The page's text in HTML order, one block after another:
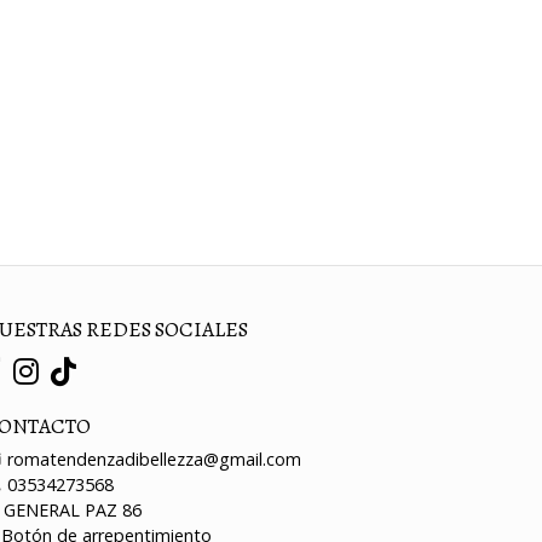
REDES SOCIALES
romatendenzadibellezza@gmail.com
03534273568
GENERAL PAZ 86
de arrepentimiento